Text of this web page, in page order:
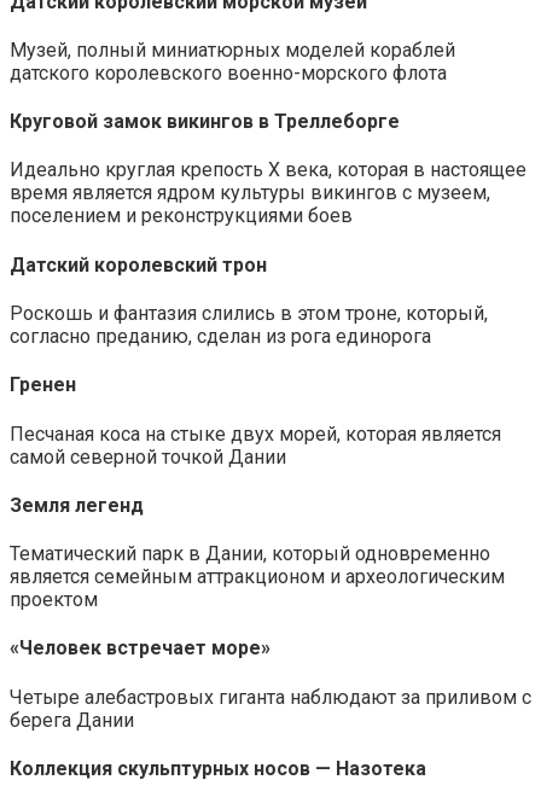
Музей, полный миниатюрных моделей кораблей
датского королевского военно-морского флота
Круговой замок викингов в Треллеборге
Идеально круглая крепость X века, которая в настоящее
время является ядром культуры викингов с музеем,
поселением и реконструкциями боев
Датский королевский трон
Роскошь и фантазия слились в этом троне, который,
согласно преданию, сделан из рога единорога
Гренен
Песчаная коса на стыке двух морей, которая является
самой северной точкой Дании
Земля легенд
Тематический парк в Дании, который одновременно
является семейным аттракционом и археологическим
проектом
«Человек встречает море»
Четыре алебастровых гиганта наблюдают за приливом с
берега Дании
Коллекция скульптурных носов — Назотека